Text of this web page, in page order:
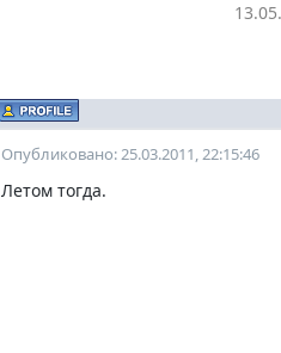
Опубликовано: 25.03.2011, 22:15:46
Летом тогда.